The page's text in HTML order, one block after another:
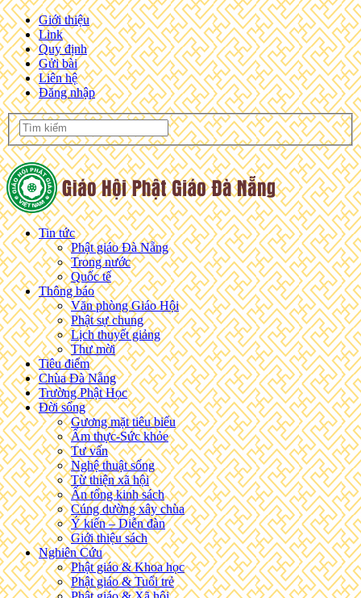
Giới thiệu
Link
Quy định
Gửi bài
Liên hệ
Đăng nhập
Tin tức
Phật giáo Đà Nẵng
Trong nước
Quốc tế
Thông báo
Văn phòng Giáo Hội
Phật sự chung
Lịch thuyết giảng
Thư mời
Tiêu điểm
Chùa Đà Nẵng
Trường Phật Học
Đời sống
Gương mặt tiêu biểu
Ẩm thực-Sức khỏe
Tư vấn
Nghệ thuật sống
Từ thiện xã hội
Ấn tống kinh sách
Cúng dường xây chùa
Ý kiến – Diễn đàn
Giới thiệu sách
Nghiên Cứu
Phật giáo & Khoa học
Phật giáo & Tuổi trẻ